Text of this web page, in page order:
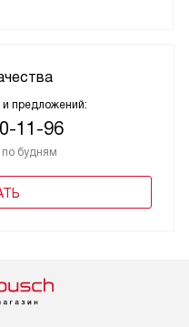
и предложений:
11-96
по будням